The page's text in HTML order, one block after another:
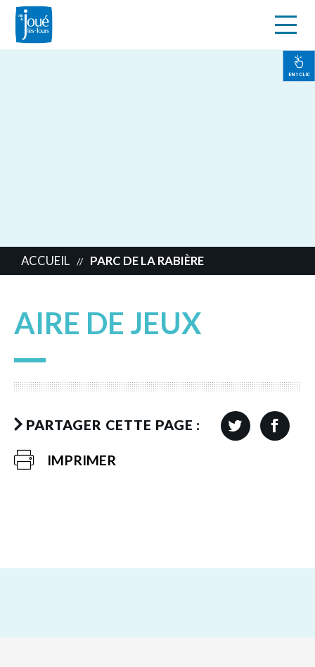
EN 1 CLIC
ACCUEIL // PARC DE LA RABIÈRE
AIRE DE JEUX
PARTAGER CETTE PAGE :
IMPRIMER